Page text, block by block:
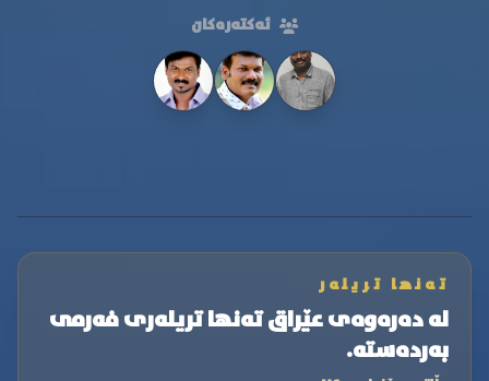
ئەکتەرەکان
تەنها تریلەر
لە دەرەوەی عێراق تەنها تریلەری فەرمی
بەردەستە.